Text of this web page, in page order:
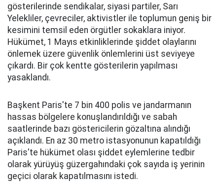
gösterilerinde sendikalar, siyasi partiler, Sarı
Yelekliler, çevreciler, aktivistler ile toplumun geniş bir
kesimini temsil eden örgütler sokaklara iniyor.
Hükümet, 1 Mayıs etkinliklerinde şiddet olaylarını
önlemek üzere güvenlik önlemlerini üst seviyeye
çıkardı. Bir çok kentte gösterilerin yapılması
yasaklandı.
Başkent Paris'te 7 bin 400 polis ve jandarmanın
hassas bölgelere konuşlandırıldığı ve sabah
saatlerinde bazı göstericilerin gözaltına alındığı
açıklandı. En az 30 metro istasyonunun kapatıldığı
Paris'te hükümet olası şiddet eylemlerine tedbir
olarak yürüyüş güzergahındaki çok sayıda iş yerinin
geçici olarak kapatılmasını istedi.